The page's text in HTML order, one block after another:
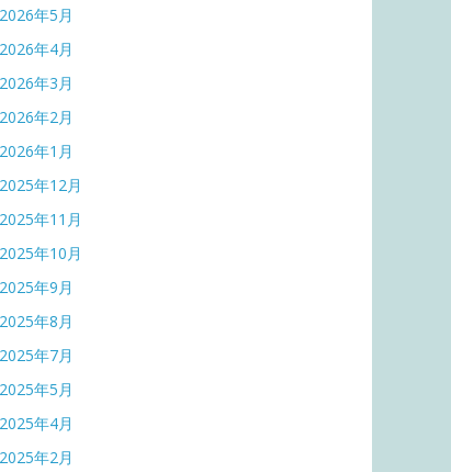
2026年5月
2026年4月
2026年3月
2026年2月
2026年1月
2025年12月
2025年11月
2025年10月
2025年9月
2025年8月
2025年7月
2025年5月
2025年4月
2025年2月